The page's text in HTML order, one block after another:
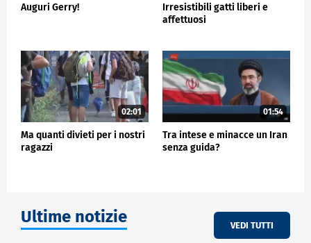
Auguri Gerry!
Irresistibili gatti liberi e
affettuosi
02:01
Ma quanti divieti per i nostri
ragazzi
01:54
Tra intese e minacce un Iran
senza guida?
Ultime notizie VEDI TUTTI